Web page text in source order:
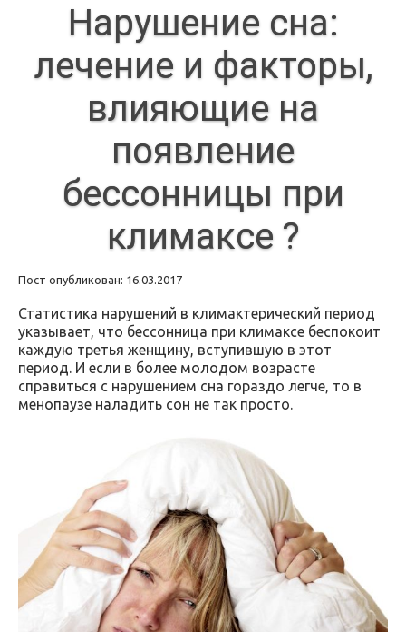
Нарушение сна:
лечение и факторы,
влияющие на
появление
бессонницы при
климаксе ?
Пост опубликован: 16.03.2017
Статистика нарушений в климактерический период
указывает, что бессонница при климаксе беспокоит
каждую третья женщину, вступившую в этот
период. И если в более молодом возрасте
справиться с нарушением сна гораздо легче, то в
менопаузе наладить сон не так просто.